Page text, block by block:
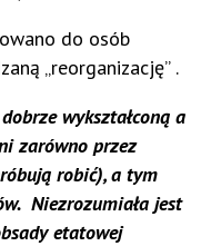
do osób
„reorganizację” .
wykształconą a
zarówno przez
robić), a tym
Niezrozumiała jest
etatowej